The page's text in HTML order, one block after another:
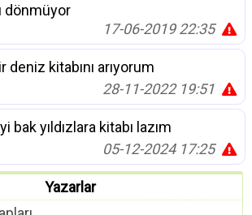
dönmüyor
17-06-2019 22:35
deniz kitabını arıyorum
28-11-2022 19:51
bak yıldızlara kitabı lazım
05-12-2024 17:25
Yazarlar